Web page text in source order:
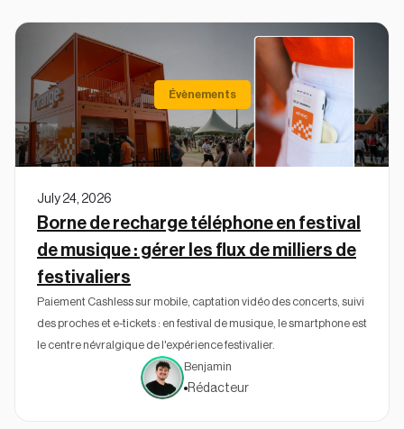
Évènements
July 24, 2026
Borne de recharge téléphone en festival
de musique : gérer les flux de milliers de
festivaliers
Paiement Cashless sur mobile, captation vidéo des concerts, suivi
des proches et e-tickets : en festival de musique, le smartphone est
le centre névralgique de l'expérience festivalier.
Benjamin
Rédacteur